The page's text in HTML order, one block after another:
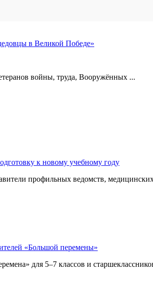
в Великой Победе»
войны, труда, Вооружённых ...
к новому учебному году
профильных ведомств,
«Большой перемены»
для 5–7 классов и